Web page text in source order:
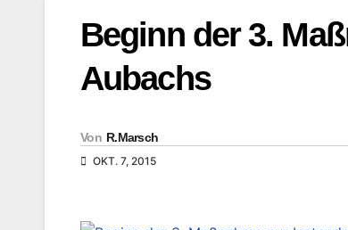
Beginn der 3.
Aubachs
Von R.Marsch
OKT. 7, 2015